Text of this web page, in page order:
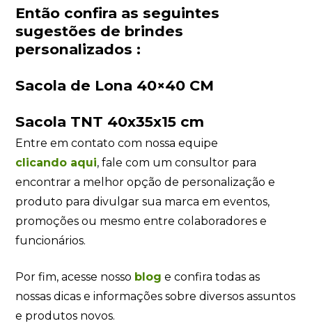
Então confira as seguintes
sugestões de brindes
personalizados :
Sacola de Lona 40×40 CM
Sacola TNT 40x35x15 cm
Entre em contato com nossa equipe
clicando aqui, fale com um consultor para
encontrar a melhor opção de personalização e
produto para divulgar sua marca em eventos,
promoções ou mesmo entre colaboradores e
funcionários.
Por fim, acesse nosso blog e confira todas as
nossas dicas e informações sobre diversos assuntos
e produtos novos.